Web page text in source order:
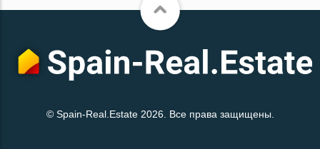
© Spain-Real.Estate 2026. Все права защищены.